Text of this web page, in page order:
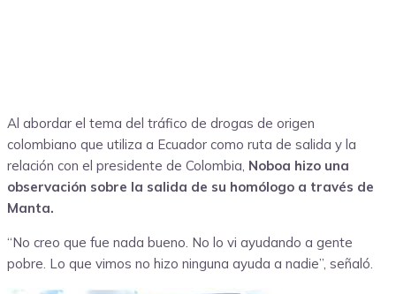
Al abordar el tema del tráfico de drogas de origen
colombiano que utiliza a Ecuador como ruta de salida y la
relación con el presidente de Colombia, Noboa hizo una
observación sobre la salida de su homólogo a través de
Manta.
“No creo que fue nada bueno. No lo vi ayudando a gente
pobre. Lo que vimos no hizo ninguna ayuda a nadie”, señaló.